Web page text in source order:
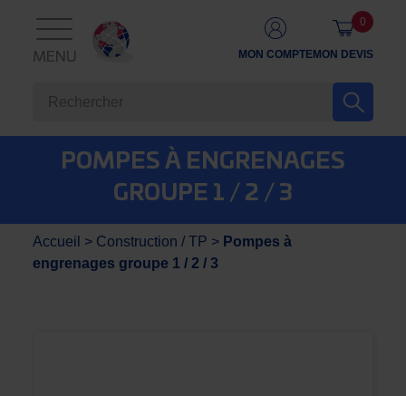
MENU MON COMPTEMON DEVIS
0
POMPES À ENGRENAGES
GROUPE 1 / 2 / 3
Accueil > Construction / TP > Pompes à
engrenages groupe 1 / 2 / 3